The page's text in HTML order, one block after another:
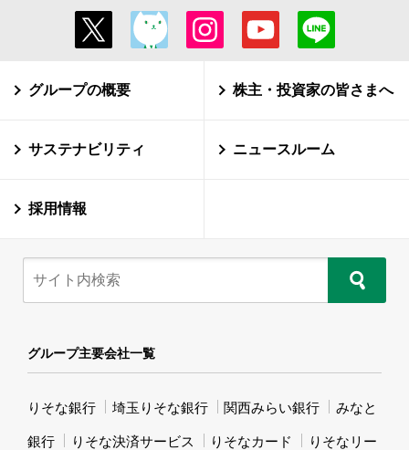
グループの概要 株主・投資家の皆さまへ
サステナビリティ ニュースルーム
採用情報
グループ主要会社一覧
りそな銀行 埼玉りそな銀行 関西みらい銀行 みなと
銀行 りそな決済サービス りそなカード りそなリー